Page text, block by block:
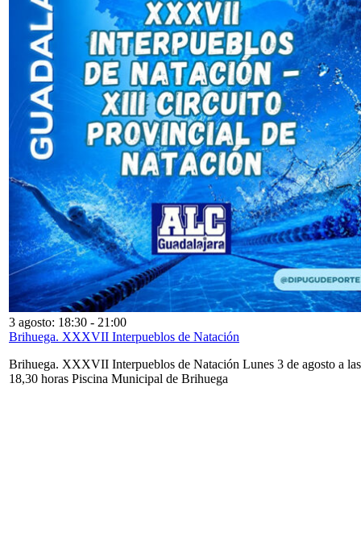
3 agosto: 18:30 - 21:00
Brihuega. XXXVII Interpueblos de Natación
Brihuega. XXXVII Interpueblos de Natación Lunes 3 de agosto a las
18,30 horas Piscina Municipal de Brihuega